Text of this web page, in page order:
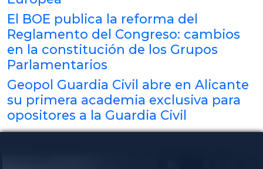
El BOE publica la reforma del
Reglamento del Congreso: cambios
en la constitución de los Grupos
Parlamentarios
Geopol Guardia Civil abre en Alicante
su primera academia exclusiva para
opositores a la Guardia Civil